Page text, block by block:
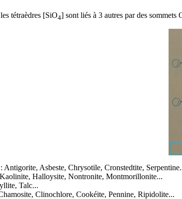
tétraèdres [SiO4] sont liés à 3 autres par des
Antigorite, Asbeste, Chrysotile, Cronstedtite, Serpentine
Halloysite, Nontronite, Montmorillonite...
, Talc...
Clinochlore, Cookéite, Pennine, Ripidolite...